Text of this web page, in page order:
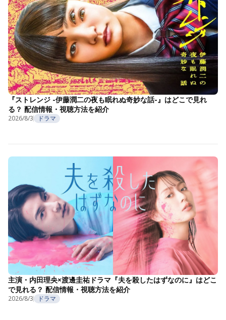
『ストレンジ -伊藤潤二の夜も眠れぬ奇妙な話-』はどこで見れ
る？ 配信情報・視聴方法を紹介
2026/8/3 ドラマ
主演・内田理央×渡邊圭祐ドラマ『夫を殺したはずなのに』はどこ
で見れる？ 配信情報・視聴方法を紹介
2026/8/3 ドラマ